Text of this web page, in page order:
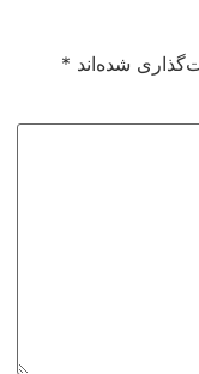
شده‌اند *